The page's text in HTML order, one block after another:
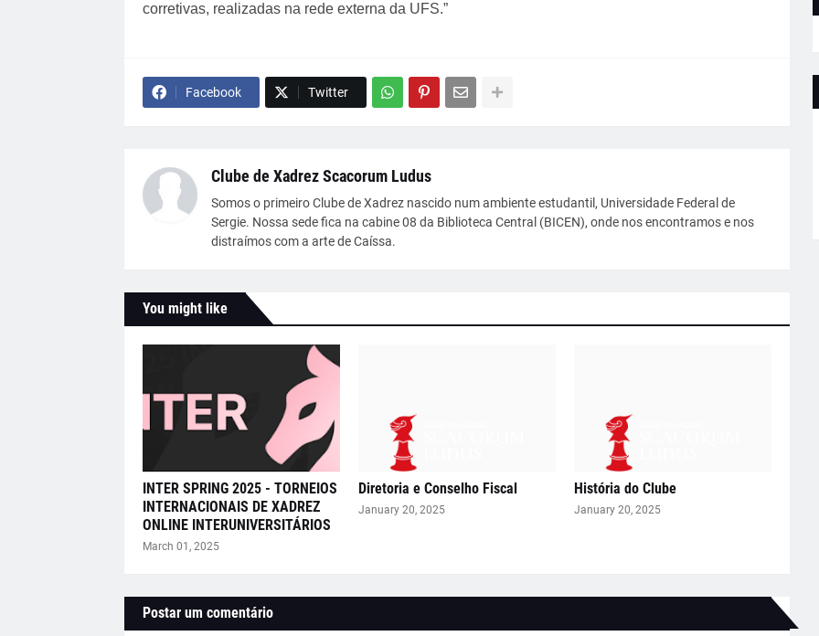
corretivas, realizadas na rede externa da UFS.”
Facebook Twitter
Clube de Xadrez Scacorum Ludus
Somos o primeiro Clube de Xadrez nascido num ambiente estudantil, Universidade Federal de
Sergie. Nossa sede fica na cabine 08 da Biblioteca Central (BICEN), onde nos encontramos e nos
distraímos com a arte de Caíssa.
You might like
INTER SPRING 2025 - TORNEIOS
INTERNACIONAIS DE XADREZ
ONLINE INTERUNIVERSITÁRIOS
March 01, 2025
Diretoria e Conselho Fiscal
January 20, 2025
História do Clube
January 20, 2025
Postar um comentário